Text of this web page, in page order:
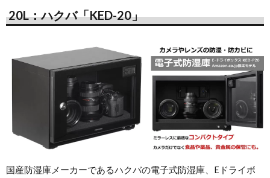
20L：ハクバ「KED-20」
国産防湿庫メーカーであるハクバの電子式防湿庫、 Eドライボ